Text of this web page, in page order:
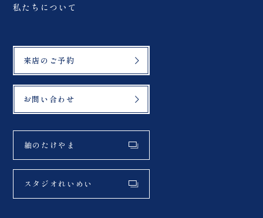
私たちについて
来店のご予約
お問い合わせ
紬のたけやま
スタジオれいめい